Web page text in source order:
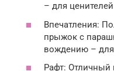
– для
Впечатления:
прыжок с
вождению –
Рафт: Отличный